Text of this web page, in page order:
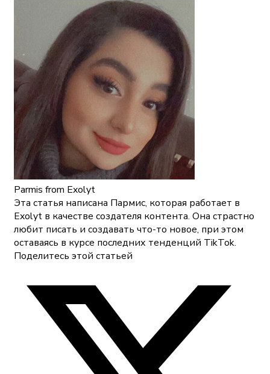
Parmis from Exolyt
Эта статья написана Пармис, которая работает в
Exolyt в качестве создателя контента. Она страстно
любит писать и создавать что-то новое, при этом
оставаясь в курсе последних тенденций TikTok.
Поделитесь этой статьей